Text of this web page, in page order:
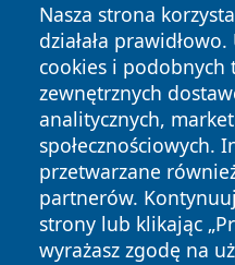
Nasza strona
działała
cookies i
zewnętrznych
analitycznych,
społecznościowych.
przetwarzane
partnerów.
strony lub klikając
wyrażasz zgodę na
Copyright © 2026
zastrzeżone.
News Autorzy